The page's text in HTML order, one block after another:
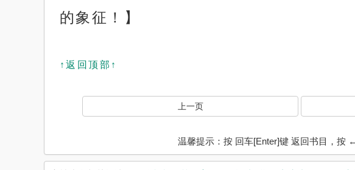
的象征！】
↑返回顶部↑
上一页
温馨提示：按 回车[Enter]键 返回书目，按